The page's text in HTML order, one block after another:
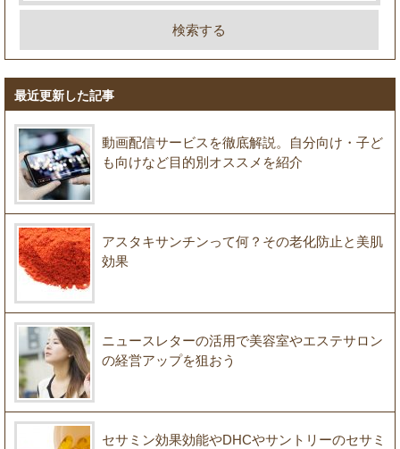
最近更新した記事
動画配信サービスを徹底解説。自分向け・子ど
も向けなど目的別オススメを紹介
アスタキサンチンって何？その老化防止と美肌
効果
ニュースレターの活用で美容室やエステサロン
の経営アップを狙おう
セサミン効果効能やDHCやサントリーのセサミ